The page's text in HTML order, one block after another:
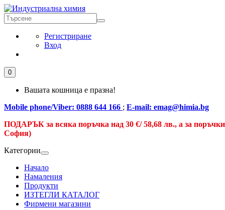
Регистриране
Вход
0
Вашата кошница е празна!
Mobile phone/Viber: 0888 644 166 ; E-mail: emag@himia.bg
ПОДАРЪК за всяка поръчка над 30 €/58,68 лв., а за
София)
Категории
Начало
Намаления
Продукти
ИЗТЕГЛИ КАТАЛОГ
Фирмени магазини